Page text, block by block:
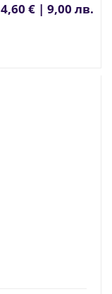
4,60 € | 9,00 лв.